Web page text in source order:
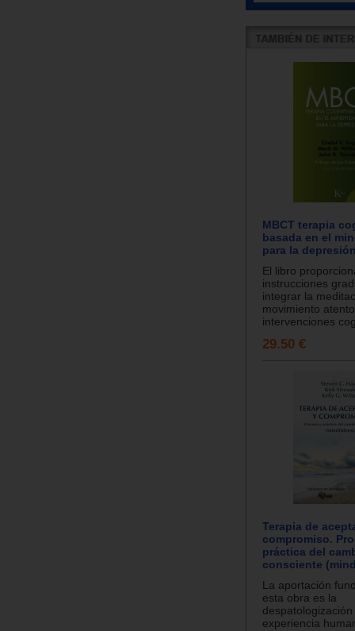
MBCT terapia
basada en el
para la
El libro
instrucciones
integrar la
movimiento
intervenciones
29.50 €
Terapia de
compromiso.
práctica del
consciente
La aportación
esta obra es la
experiencia